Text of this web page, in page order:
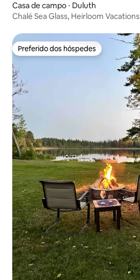
Casa de campo ⋅ Duluth
Chalé Sea Glass, Heirloom Vacations
Preferido dos hóspedes
Preferido dos hóspedes